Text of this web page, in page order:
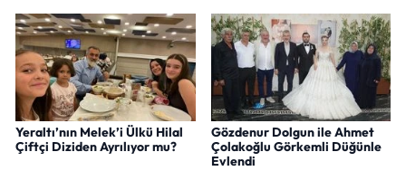
Yeraltı’nın Melek’i Ülkü Hilal
Çiftçi Diziden Ayrılıyor mu?
Gözdenur Dolgun ile Ahmet
Çolakoğlu Görkemli Düğünle
Evlendi